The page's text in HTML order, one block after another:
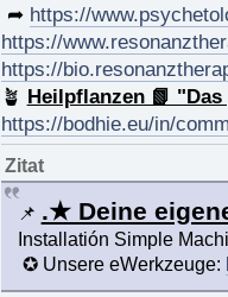
➦ https://
https://
https://
🪴 Heilpflanzen 📗
https://bodhie.eu/in/
Zitat
📌 .★ Deine
Installatión Simple
✪ Unsere eWerkzeuge: